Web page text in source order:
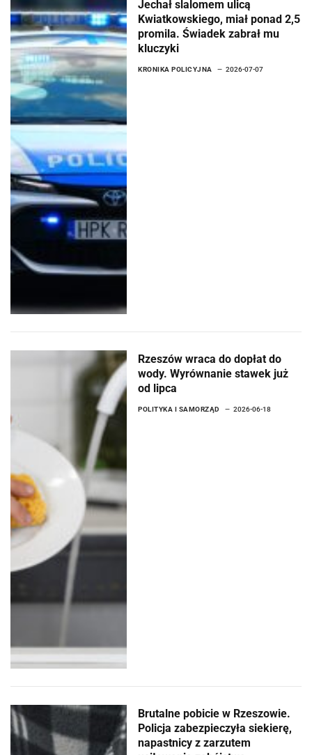
Jechał slalomem ulicą
Kwiatkowskiego, miał ponad 2,5
promila. Świadek zabrał mu
kluczyki
KRONIKA POLICYJNA 2026-07-07
Rzeszów wraca do dopłat do
wody. Wyrównanie stawek już
od lipca
POLITYKA I SAMORZĄD 2026-06-18
Brutalne pobicie w Rzeszowie.
Policja zabezpieczyła siekierę,
napastnicy z zarzutem